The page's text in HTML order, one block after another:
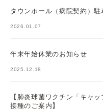
タウンホール（病院契約）
2026.01.07
年末年始休業のお知らせ
2025.12.18
【肺炎球菌ワクチン「キャ
接種のご案内】